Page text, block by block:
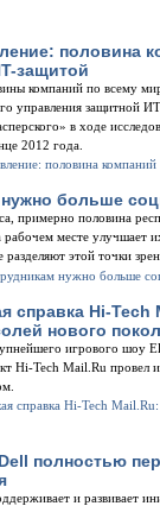
половина
защитой
компаний по всему
управления защитной
в ходе
2012 года.
больше
примерно половина
рабочем месте улучшает
разделяют этой точки
справка Hi-
нового
игрового шоу
Hi-Tech Mail.Ru провел
полностью
и развивает